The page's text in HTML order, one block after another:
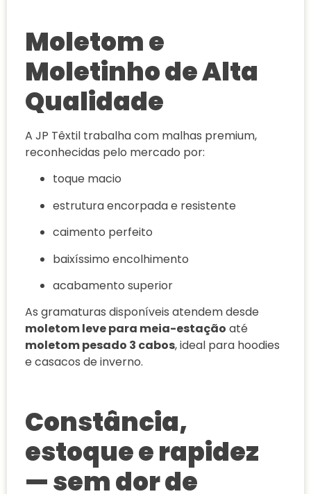
Moletom e
Moletinho de Alta
Qualidade
A JP Têxtil trabalha com malhas premium,
reconhecidas pelo mercado por:
toque macio
estrutura encorpada e resistente
caimento perfeito
baixíssimo encolhimento
acabamento superior
As gramaturas disponíveis atendem desde
moletom leve para meia-estação até
moletom pesado 3 cabos, ideal para hoodies
e casacos de inverno.
Constância,
estoque e rapidez
— sem dor de